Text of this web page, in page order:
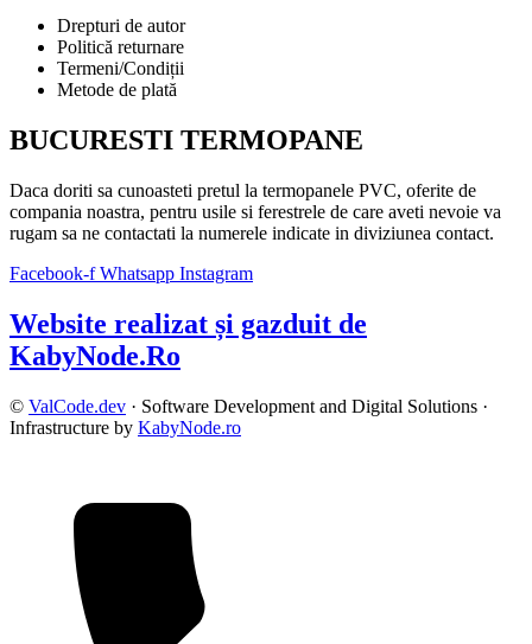
Drepturi de autor
Politică returnare
Termeni/Condiții
Metode de plată
BUCURESTI TERMOPANE
Daca doriti sa cunoasteti pretul la termopanele PVC, oferite de
compania noastra, pentru usile si ferestrele de care aveti nevoie va
rugam sa ne contactati la numerele indicate in diviziunea contact.
Facebook-f Whatsapp Instagram
Website realizat și gazduit de
KabyNode.Ro
© ValCode.dev · Software Development and Digital Solutions ·
Infrastructure by KabyNode.ro